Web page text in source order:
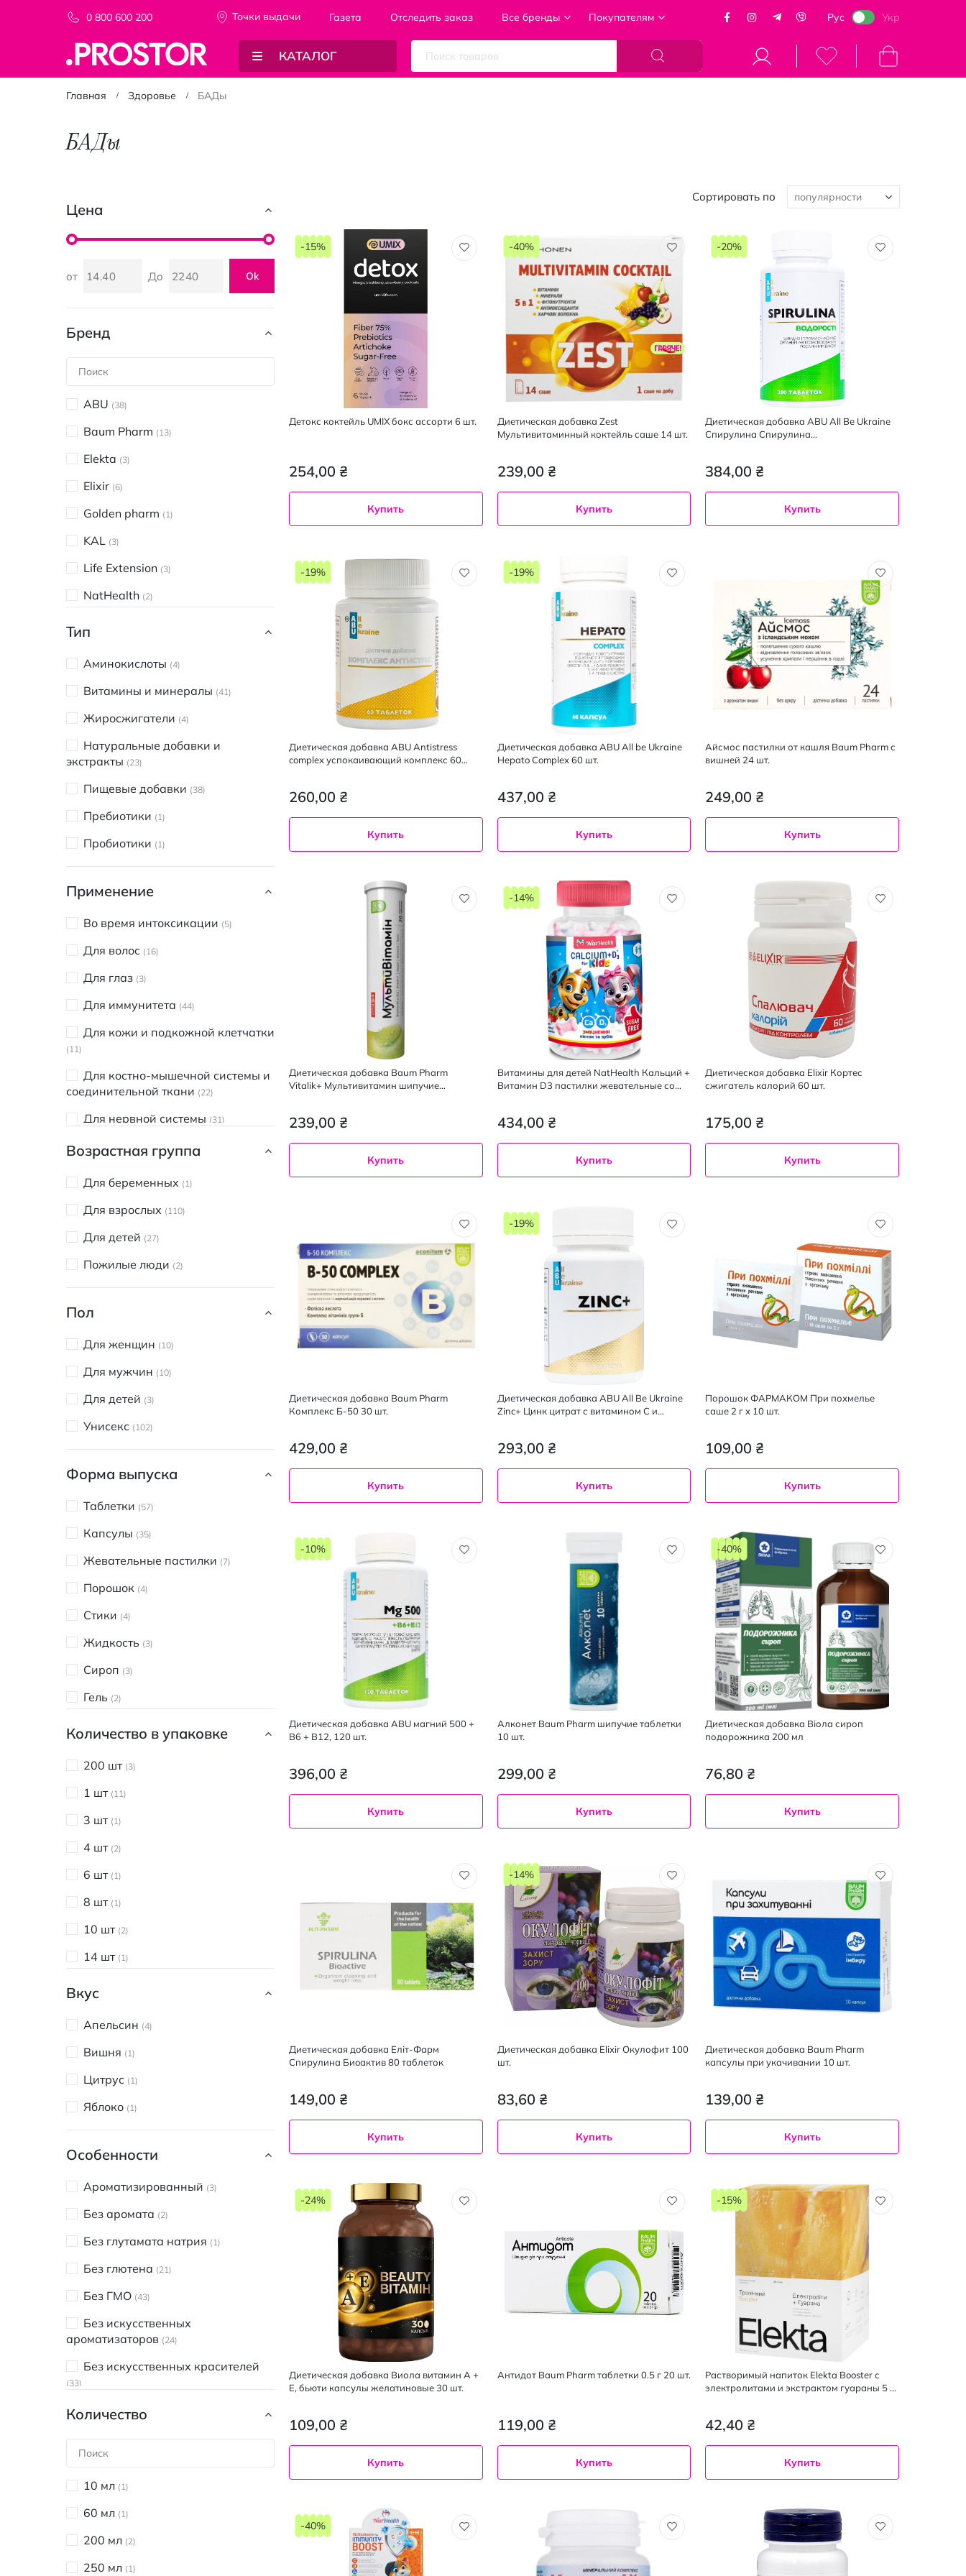
0 800 600 200 Точки выдачи Газета Отследить заказ Все бренды Покупателям Рус Укр
КАТАЛОГ Моя корзина
Главная Здоровье БАДы
БАДы
Сортировать по
Детокс коктейль UMIX бокс ассорти 6 шт.
254,00 ₴
-15%
Купить
Диетическая добавка Zest
Мультивитаминный коктейль саше 14 шт.
239,00 ₴
-40%
Купить
Диетическая добавка ABU All Be Ukraine
Спирулина Спирулина
384,00 ₴
-20%
Купить
Диетическая добавка ABU Antistress
complex успокаивающий комплекс 60
260,00 ₴
-19%
Купить
Диетическая добавка ABU All be Ukraine
Hepato Complex 60 шт.
437,00 ₴
-19%
Купить
Айсмос пастилки от кашля Baum Pharm с
вишней 24 шт.
249,00 ₴
Купить
Диетическая добавка Baum Pharm
Vitalik+ Мультивитамин шипучие
239,00 ₴
Купить
Витамины для детей NatHealth Кальций +
Витамин D3 пастилки жевательные со
434,00 ₴
-14%
Купить
Диетическая добавка Elixir Кортес
сжигатель калорий 60 шт.
175,00 ₴
Купить
Диетическая добавка Baum Pharm
Комплекс Б-50 30 шт.
429,00 ₴
Купить
Диетическая добавка ABU All Be Ukraine
Zinc+ Цинк цитрат с витамином С и
293,00 ₴
-19%
Купить
Порошок ФАРМАКОМ При похмелье
саше 2 г x 10 шт.
109,00 ₴
Купить
Диетическая добавка ABU магний 500 +
B6 + B12, 120 шт.
396,00 ₴
-10%
Купить
Алконет Baum Pharm шипучие таблетки
10 шт.
299,00 ₴
Купить
Диетическая добавка Віола сироп
подорожника 200 мл
76,80 ₴
-40%
Купить
Диетическая добавка Еліт-Фарм
Спирулина Биoактив 80 таблеток
149,00 ₴
Купить
Диетическая добавка Elixir Окулофит 100
шт.
83,60 ₴
-14%
Купить
Диетическая добавка Baum Pharm
капсулы при укачивании 10 шт.
139,00 ₴
Купить
Диетическая добавка Виола витамин А +
Е, бьюти капсулы желатиновые 30 шт.
109,00 ₴
-24%
Купить
Антидот Baum Pharm таблетки 0.5 г 20 шт.
119,00 ₴
Купить
Растворимый напиток Elekta Booster с
электролитами и экстрактом гуараны 5 г
42,40 ₴
-15%
Купить
-40%
Цена
от До Ok
Бренд
ABU 38
Baum Pharm 13
Elekta 3
Elixir 6
Golden pharm 1
KAL 3
Life Extension 3
NatHealth 2
Sway 1
UMIX 1
VITATONE 1
Vitalik 1
Zest 4
Аргетт 1
Атоксіл 2
Віохелс 1
Дефлю 1
Ключи здоровья 2
Фільтрум 1
Novel 9
NOW 2
Тип
Аминокислоты 4
Витамины и минералы 41
Жиросжигатели 4
Натуральные добавки и
экстракты
23
Пищевые добавки 38
Пребиотики 1
Пробиотики 1
Рыбий жир и омега
Применение
Во время интоксикации 5
Для волос 16
Для глаз 3
Для иммунитета 44
Для кожи и подкожной клетчатки
11
Для костно-мышечной системы и
соединительной ткани
22
Для нервной системы 31
Для ногтей 2
11
Для органов пищеварения
путей
Для поддержания здоровья
обмена веществ
Инфекционные и паразитарные
заболевания
Мужское здоровье
От бессонницы
Противопростудные
Сахароснижающие
Возрастная группа
Для беременных 1
Для взрослых 110
Для детей 27
Пожилые люди 2
Пол
Для женщин 10
Для мужчин 10
Для детей 3
Унисекс 102
Форма выпуска
Таблетки 57
Капсулы 35
Жевательные пастилки 7
Порошок 4
Стики 4
Жидкость 3
Сироп 3
Гель 2
Количество в упаковке
200 шт 3
1 шт 11
3 шт 1
4 шт 2
6 шт 1
8 шт 1
10 шт 2
14 шт 1
60 шт
Вкус
Апельсин 4
Вишня 1
Цитрус 1
Яблоко 1
Особенности
Ароматизированный 3
Без аромата 2
Без глутамата натрия 1
Без глютена 21
Без ГМО 43
Без искусственных
ароматизаторов 24
Без искусственных красителей
33
Без искусственных
Без консервантов
Без лактозы
Без молочных продуктов
Без парабенов
Без сахара
Количество
10 мл 1
60 мл 1
200 мл 2
250 мл 1